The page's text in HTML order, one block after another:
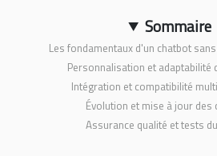
Sommaire
Les fondamentaux d'un chatbot
Personnalisation et adaptabilité
Intégration et compatibilité
Évolution et mise à jour des
Assurance qualité et tests